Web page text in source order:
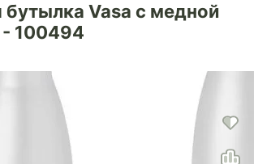
бутылка Vasa c медной
- 100494